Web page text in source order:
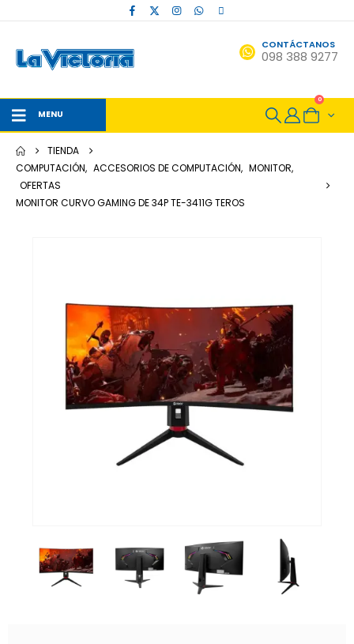
CONTÁCTANOS
098 388 9277
MENU
0
TIENDA
COMPUTACIÓN, ACCESORIOS DE COMPUTACIÓN, MONITOR,
OFERTAS
MONITOR CURVO GAMING DE 34P TE-3411G TEROS